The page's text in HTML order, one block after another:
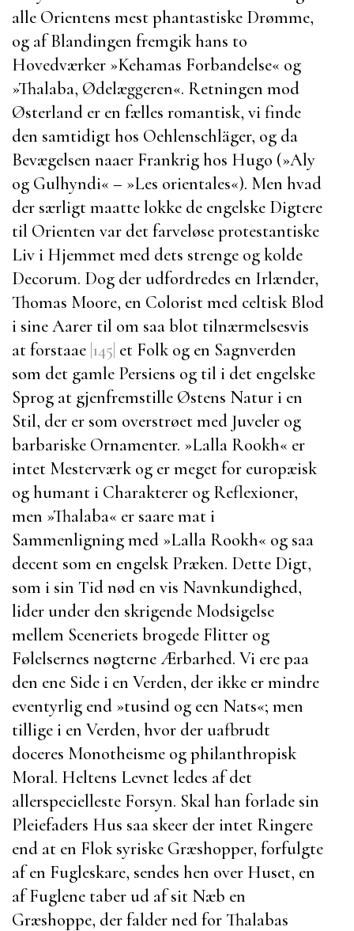
alle Orientens mest phantastiske Drømme,
og af Blandingen fremgik hans to
Hovedværker »Kehamas Forbandelse« og
»Thalaba, Ødelæggeren«. Retningen mod
Østerland er en fælles romantisk, vi finde
den samtidigt hos Oehlenschläger, og da
Bevægelsen naaer Frankrig hos Hugo (»Aly
og Gulhyndi« – »Les orientales«). Men hvad
der særligt maatte lokke de engelske Digtere
til Orienten var det farveløse protestantiske
Liv i Hjemmet med dets strenge og kolde
Decorum. Dog der udfordredes en Irlænder,
Thomas Moore, en Colorist med celtisk Blod
i sine Aarer til om saa blot tilnærmelsesvis
at forstaae |145| et Folk og en Sagnverden
som det gamle Persiens og til i det engelske
Sprog at gjenfremstille Østens Natur i en
Stil, der er som overstrøet med Juveler og
barbariske Ornamenter. »Lalla Rookh« er
intet Mesterværk og er meget for europæisk
og humant i Charakterer og Reflexioner,
men »Thalaba« er saare mat i
Sammenligning med »Lalla Rookh« og saa
decent som en engelsk Præken. Dette Digt,
som i sin Tid nød en vis Navnkundighed,
lider under den skrigende Modsigelse
mellem Sceneriets brogede Flitter og
Følelsernes nøgterne Ærbarhed. Vi ere paa
den ene Side i en Verden, der ikke er mindre
eventyrlig end »tusind og een Nats«; men
tillige i en Verden, hvor der uafbrudt
doceres Monotheisme og philanthropisk
Moral. Heltens Levnet ledes af det
allerspecielleste Forsyn. Skal han forlade sin
Pleiefaders Hus saa skeer der intet Ringere
end at en Flok syriske Græshopper, forfulgte
af en Fugleskare, sendes hen over Huset, en
af Fuglene taber ud af sit Næb en
Græshoppe, der falder ned for Thalabas